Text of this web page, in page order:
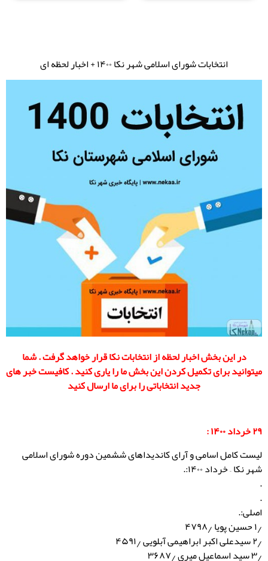
انتخابات شورای اسلامی شهر نکا ۱۴۰۰ + اخبار لحظه ای
در این بخش اخبار لحظه از انتخابات نکا قرار خواهد گرفت . شما
میتوانید برای تکمیل کردن این بخش ما را یاری کنید . کافیست خبر های
جدید انتخاباتی را برای ما ارسال کنید
۲۹ خرداد ۱۴۰۰ :
لیست کامل اسامی و آرای کاندیداهای ششمین دوره شورای اسلامی
شهر نکا – خرداد ١۴٠٠:.
.
.
اصلی:.
۱٫ حسین پویا ۴۷۹۸٫
۲٫ سیدعلی اکبر ابراهیمی آبلویی ۴۵۹۱٫
۳٫ سید اسماعیل میری ۳۶۸۷٫